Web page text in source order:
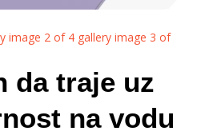
image 2 of 4 gallery image 3 of
da traje uz
na vodu